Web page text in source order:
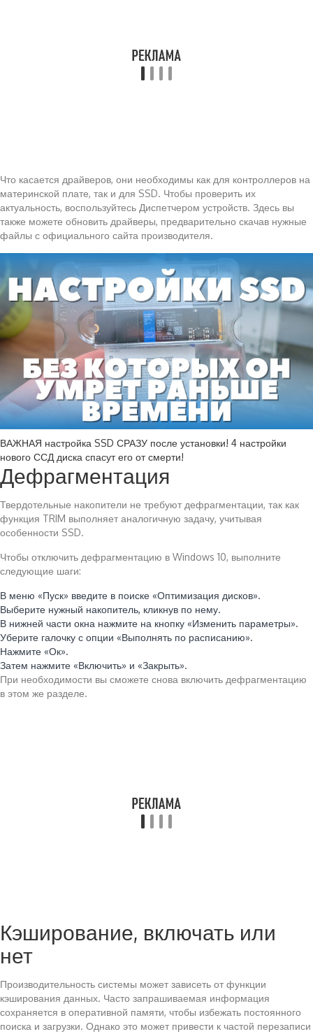
Что касается драйверов, они необходимы как для контроллеров на
материнской плате, так и для SSD. Чтобы проверить их
актуальность, воспользуйтесь Диспетчером устройств. Здесь вы
также можете обновить драйверы, предварительно скачав нужные
файлы с официального сайта производителя.
ВАЖНАЯ настройка SSD СРАЗУ после установки! 4 настройки
нового ССД диска спасут его от смерти!
Дефрагментация
Твердотельные накопители не требуют дефрагментации, так как
функция TRIM выполняет аналогичную задачу, учитывая
особенности SSD.
Чтобы отключить дефрагментацию в Windows 10, выполните
следующие шаги:
В меню «Пуск» введите в поиске «Оптимизация дисков».
Выберите нужный накопитель, кликнув по нему.
В нижней части окна нажмите на кнопку «Изменить параметры».
Уберите галочку с опции «Выполнять по расписанию».
Нажмите «Ок».
Затем нажмите «Включить» и «Закрыть».
При необходимости вы сможете снова включить дефрагментацию
в этом же разделе.
Кэширование, включать или
нет
Производительность системы может зависеть от функции
кэширования данных. Часто запрашиваемая информация
сохраняется в оперативной памяти, чтобы избежать постоянного
поиска и загрузки. Однако это может привести к частой перезаписи